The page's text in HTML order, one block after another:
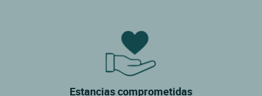
Estancias comprometidas